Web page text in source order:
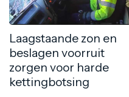
Laagstaande zon en
beslagen voorruit
zorgen voor harde
kettingbotsing